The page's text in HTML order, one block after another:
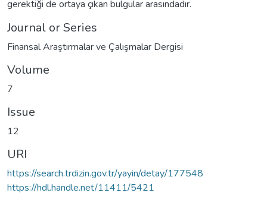
gerektiği de ortaya çıkan bulgular arasındadır.
Journal or Series
Finansal Araştırmalar ve Çalışmalar Dergisi
Volume
7
Issue
12
URI
https://search.trdizin.gov.tr/yayin/detay/177548
https://hdl.handle.net/11411/5421